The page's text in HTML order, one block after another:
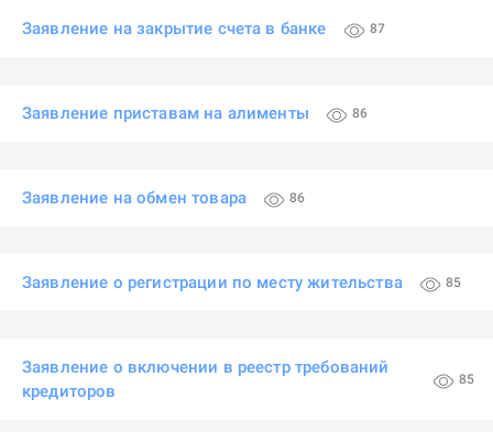
Заявление на закрытие счета в банке 87
Заявление приставам на алименты 86
Заявление на обмен товара 86
Заявление о регистрации по месту жительства 85
Заявление о включении в реестр требований
кредиторов
85